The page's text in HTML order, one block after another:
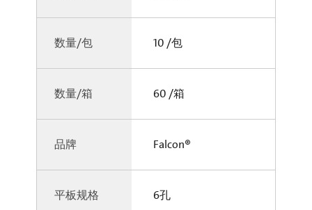
数量/包 10 /包
数量/箱 60 /箱
品牌 Falcon®
平板规格 6孔